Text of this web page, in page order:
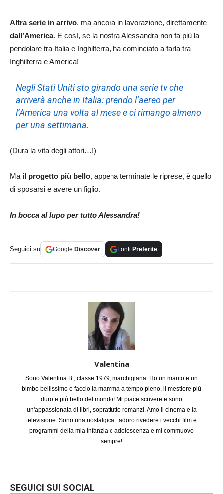
Altra serie in arrivo, ma ancora in lavorazione, direttamente
dall’America. E così, se la nostra Alessandra non fa più la
pendolare tra Italia e Inghilterra, ha cominciato a farla tra
Inghilterra e America!
Negli Stati Uniti sto girando una serie tv che
arriverà anche in Italia: prendo l’aereo per
l’America una volta al mese e ci rimango almeno
per una settimana.
(Dura la vita degli attori…!)
Ma il progetto più bello, appena terminate le riprese, è quello
di sposarsi e avere un figlio.
In bocca al lupo per tutto Alessandra!
Seguici su Google Discover Fonti Preferite
Valentina
Sono Valentina B., classe 1979, marchigiana. Ho un marito e un
bimbo bellissimo e faccio la mamma a tempo pieno, il mestiere più
duro e più bello del mondo! Mi piace scrivere e sono
un'appassionata di libri, soprattutto romanzi. Amo il cinema e la
televisione. Sono una nostalgica : adoro rivedere i vecchi film e
programmi della mia infanzia e adolescenza e mi commuovo
sempre!
SEGUICI SUI SOCIAL